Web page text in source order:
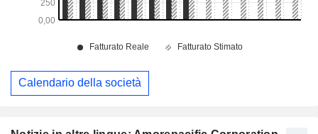
Calendario della società